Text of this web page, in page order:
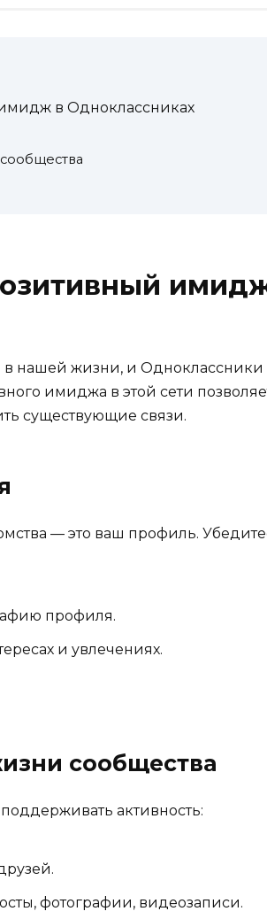
в Одноклассниках
нашей жизни, и Одноклассники
имиджа в этой сети
существующие связи.
— это ваш профиль.
профиля.
и увлечениях.
сообщества
активность:
фотографии, видеозаписи.